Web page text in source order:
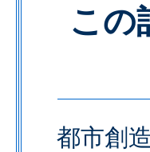
この
都市創